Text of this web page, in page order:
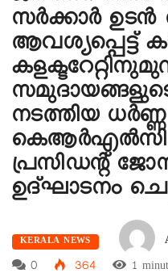
സർക്കാർ ഉടൻ
ആവശ്യപ്പെട്ട്
നടത്തിയ ധർണ്ണ
പ്രസിഡൻ്റ്
ഉദ്ഘാടനം
KERALA NEWS
0
364 1